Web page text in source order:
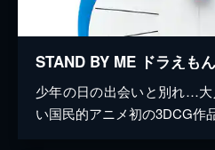
STAND BY ME ドラえもん
少年の日の出会いと別れ…
い国民的アニメ初の3DCG作